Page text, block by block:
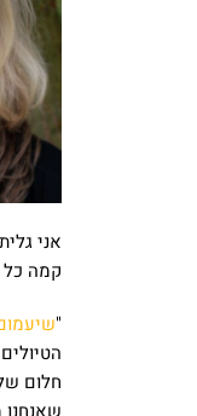
אני גלית, בת 55 אימא
קמה כל
"
חלום